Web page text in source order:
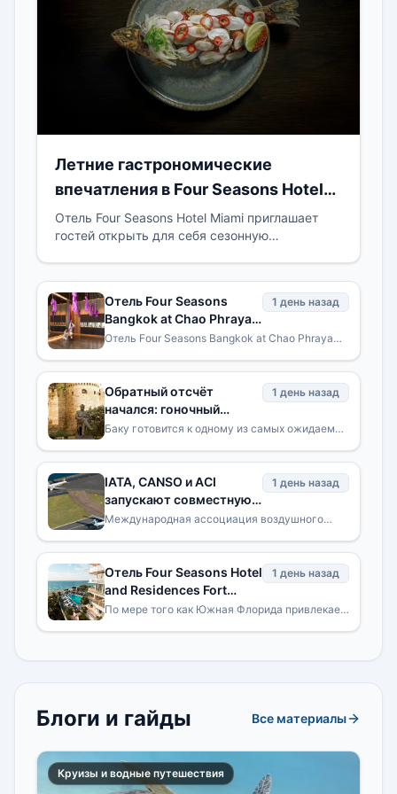
Летние гастрономические
впечатления в Four Seasons Hotel
Miami
Отель Four Seasons Hotel Miami приглашает
гостей открыть для себя сезонную
Отель Four Seasons
Bangkok at Chao Phraya
River представляет
впечатлений для
подростков «Bangkok
Unlocked»
1 день назад
Отель Four Seasons Bangkok at Chao Phraya
разработанных впечатлений для
Обратный отсчёт
начался: гоночный
уикенд снова в центре
Hotel Baku
1 день назад
Баку готовится к одному из самых ожидаемых
IATA, CANSO и ACI
запускают совместную
инициативу по
безопасности взлетно-
посадочных полос
1 день назад
Международная ассоциация воздушного
обслуживанию (CANSO) и Международный
Отель Four Seasons Hotel
and Residences Fort
Lauderdale приглашает
1 день назад
По мере того как Южная Флорида привлекает
Блоги и гайды Все материалы
Круизы и водные путешествия